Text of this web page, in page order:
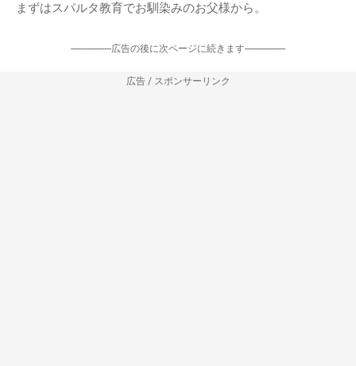
まずはスパルタ教育でお馴染みのお父様から。
-----------------広告の後に次ページに続きます-----------------
広告 / スポンサーリンク